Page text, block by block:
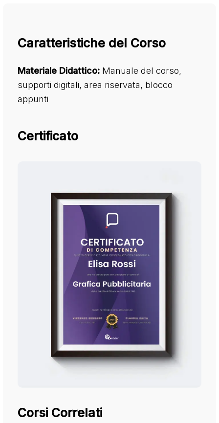
Caratteristiche del Corso
Materiale Didattico: Manuale del corso,
supporti digitali, area riservata, blocco
appunti
Certificato
Corsi Correlati